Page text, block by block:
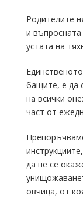
Родителите
и
устата на
бащите, е да
на всички
част от
да не се
овчица, от